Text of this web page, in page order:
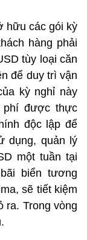
hữu các gói kỳ
hàng phải
tùy loại căn
để duy trì vận
kỳ nghỉ này
phí được thực
độc lập để
dụng, quản lý
một tuần tại
biển tương
sẽ tiết kiệm
ra. Trong vòng